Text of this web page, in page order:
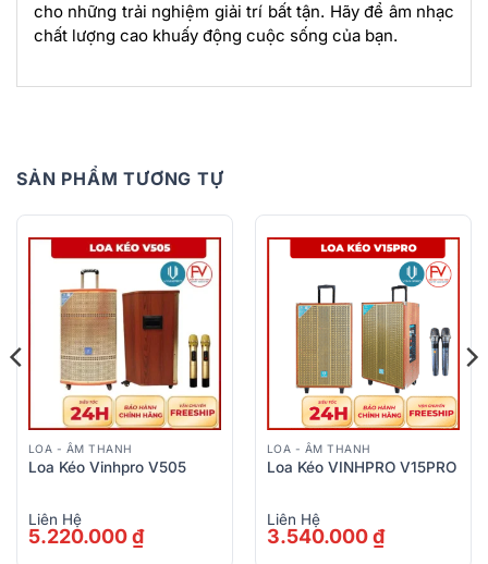
cho những trải nghiệm giải trí bất tận. Hãy để âm nhạc
chất lượng cao khuấy động cuộc sống của bạn.
SẢN PHẨM TƯƠNG TỰ
LOA - ÂM THANH
Loa Kéo Vinhpro V505
5.220.000₫
Liên Hệ
LOA - ÂM THANH
Loa Kéo VINHPRO V15PRO
3.540.000₫
Liên Hệ